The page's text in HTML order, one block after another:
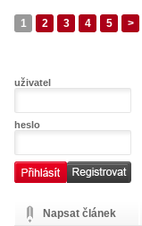
1 2 3 4 5 >
uživatel
heslo
Napsat článek